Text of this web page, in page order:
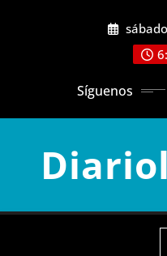
Síguenos